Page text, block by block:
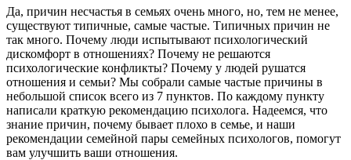
Да, причин несчастья в семьях очень много, но, тем не менее,
существуют типичные, самые частые. Типичных причин не
так много. Почему люди испытывают психологический
дискомфорт в отношениях? Почему не решаются
психологические конфликты? Почему у людей рушатся
отношения и семьи? Мы собрали самые частые причины в
небольшой список всего из 7 пунктов. По каждому пункту
написали краткую рекомендацию психолога. Надеемся, что
знание причин, почему бывает плохо в семье, и наши
рекомендации семейной пары семейных психологов, помогут
вам улучшить ваши отношения.